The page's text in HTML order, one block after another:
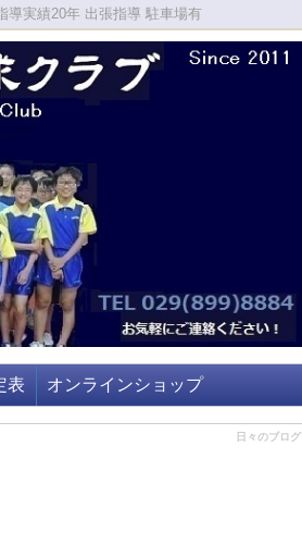
導実績20年 出張指導 駐車場有
表 オンラインショップ
日々のブログ